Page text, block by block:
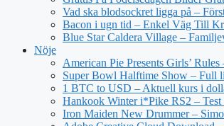
Vad ska blodsockret ligga på –
Bacon i ugn tid – Enkel Väg Till
Blue Star Caldera Village –
Nöje
American Pie Presents Girls’
Super Bowl Halftime Show – Full
1 BTC to USD – Aktuell kurs i
Hankook Winter i*Pike RS2 –
Iron Maiden New Drummer –